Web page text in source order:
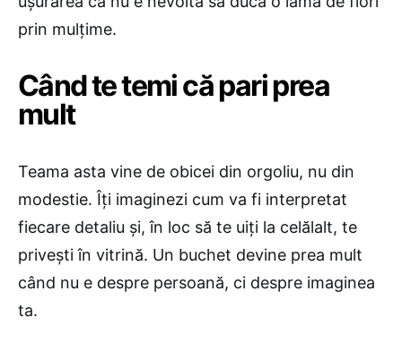
prin mulțime.
Când te temi că pari prea
mult
Teama asta vine de obicei din orgoliu, nu din
modestie. Îți imaginezi cum va fi interpretat
fiecare detaliu și, în loc să te uiți la celălalt, te
privești în vitrină. Un buchet devine prea mult
când nu e despre persoană, ci despre imaginea
ta.